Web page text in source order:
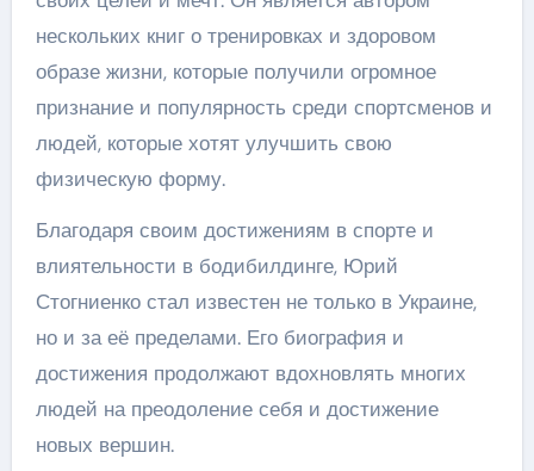
нескольких книг о тренировках и здоровом
образе жизни, которые получили огромное
признание и популярность среди спортсменов и
людей, которые хотят улучшить свою
физическую форму.
Благодаря своим достижениям в спорте и
влиятельности в бодибилдинге, Юрий
Стогниенко стал известен не только в Украине,
но и за её пределами. Его биография и
достижения продолжают вдохновлять многих
людей на преодоление себя и достижение
новых вершин.